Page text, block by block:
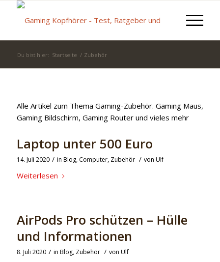
Du bist hier: Startseite / Zubehör
Alle Artikel zum Thema Gaming-Zubehör. Gaming Maus,
Gaming Bildschirm, Gaming Router und vieles mehr
Laptop unter 500 Euro
14. Juli 2020 / in Blog, Computer, Zubehör / von Ulf
Weiterlesen
AirPods Pro schützen – Hülle
und Informationen
8. Juli 2020 / in Blog, Zubehör / von Ulf